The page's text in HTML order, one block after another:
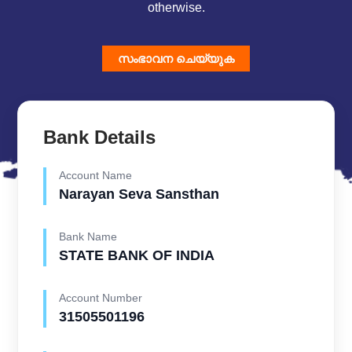
otherwise.
സംഭാവന ചെയ്യുക
Bank Details
Account Name
Narayan Seva Sansthan
Bank Name
STATE BANK OF INDIA
Account Number
31505501196